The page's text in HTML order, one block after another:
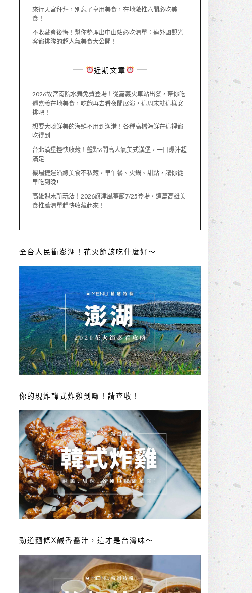
來行天宮拜拜，別忘了享用美食，在地激推六間必吃美
食！
不收藏會後悔！幫你整理出中山站必吃清單：連外國觀光
客都排隊的超人氣美食大公開！
近期文章
2026故宮南院水舞免費登場！從嘉義火車站出發，帶你吃
遍嘉義在地美食，吃飽再去看夜間展演，這周末就這樣安
排吧！
想要大啖鮮美的海鮮不用到漁港！各種高檔海鮮在這裡都
吃得到
台北漢堡控快收藏！盤點6間高人氣美式漢堡，一口爆汁超
滿足
機場捷運沿線美食不私藏，早午餐、火鍋、甜點，讓你從
早吃到晚!
高雄週末新玩法！2026旗津風箏節7/25登場，這篇高雄美
食推薦清單趕快收藏起來！
全台人民衝澎湖！花火節該吃什麼好～
你的現炸韓式炸雞到囉！請查收！
勁道麵條X鹹香醬汁，這才是台灣味～